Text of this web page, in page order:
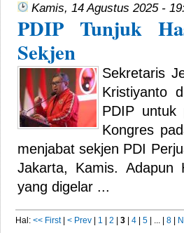
Kamis, 14 Agustus 2025 -
PDIP Tunjuk
Sekjen
Sekretaris
Kristiyanto
PDIP untuk
Kongres
menjabat sekjen PDI
Jakarta, Kamis. Adapun
yang digelar ...
Hal: << First| < Prev 1 2 3 4 5 8